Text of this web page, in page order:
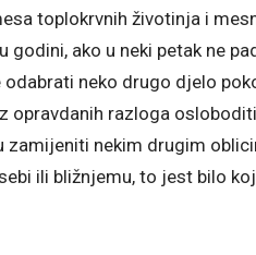
toplokrvnih životinja i
godini, ako u neki petak ne
neko drugo djelo
opravdanih razloga
zamijeniti nekim drugim
ili bližnjemu, to jest bilo